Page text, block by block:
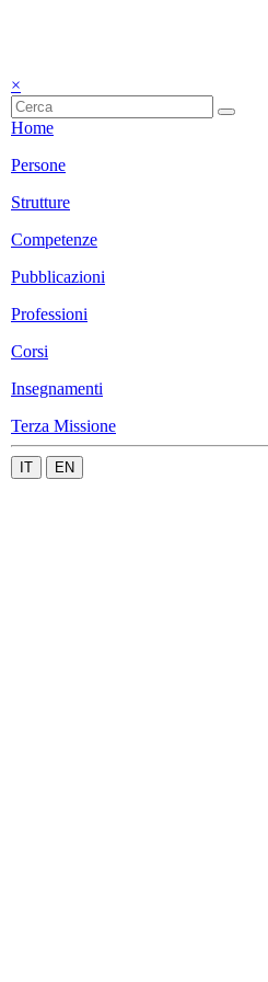
×
Home
Persone
Strutture
Competenze
Pubblicazioni
Professioni
Corsi
Insegnamenti
Terza Missione
IT EN